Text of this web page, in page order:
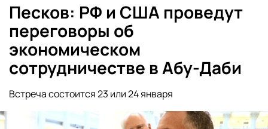
Песков: РФ и США проведут
переговоры об
экономическом
сотрудничестве в Абу-Даби
Встреча состоится 23 или 24 января